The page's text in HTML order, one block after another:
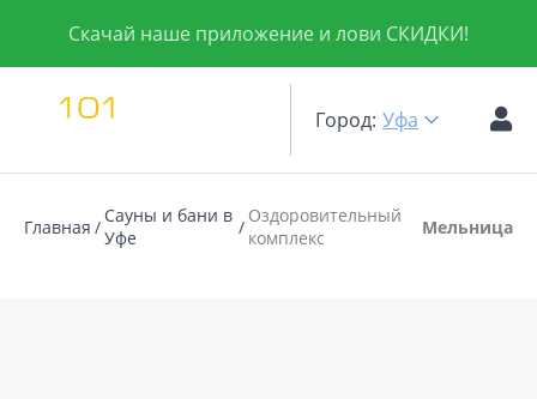
Скачай наше приложение и лови СКИДКИ!
Город: Уфа
Главная
Сауны и бани в
Уфе
Оздоровительный
комплекс
Мельница